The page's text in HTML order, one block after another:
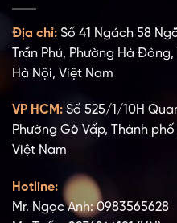
Địa chỉ: Số 41 Ngách 58
Trần Phú, Phường Hà
Hà Nội, Việt Nam
VP HCM: Số 525/1/10H
Phường Gò Vấp, Thành
Việt Nam
Hotline:
Mr. Ngọc Anh: 0983565628